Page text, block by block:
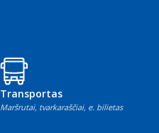
Transportas
Maršrutai, tvarkaraščiai, e. bilietas